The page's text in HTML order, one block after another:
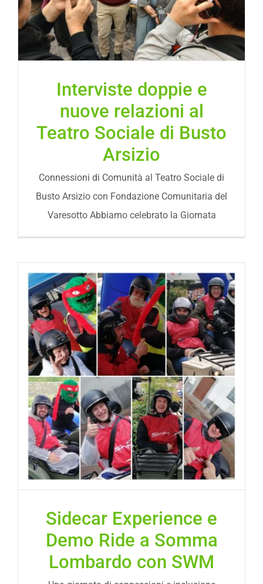
Interviste doppie e
nuove relazioni al
Teatro Sociale di Busto
Arsizio
Connessioni di Comunità al Teatro Sociale di
Busto Arsizio con Fondazione Comunitaria del
Varesotto Abbiamo celebrato la Giornata
Sidecar Experience e
Demo Ride a Somma
Lombardo con SWM